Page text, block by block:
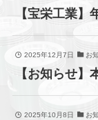
【宝栄工業
2025年12月7日 お
【お知らせ】
2025年10月8日 お